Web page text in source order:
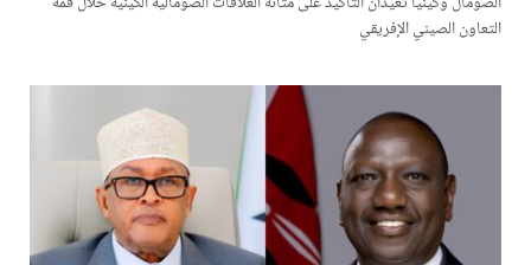
التعاون الصيني الإفريقي